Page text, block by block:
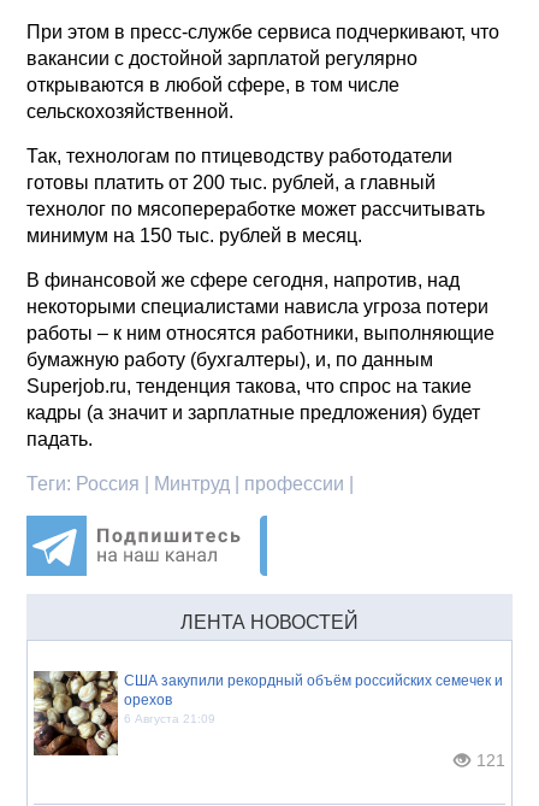
При этом в пресс-службе сервиса подчеркивают, что
вакансии с достойной зарплатой регулярно
открываются в любой сфере, в том числе
сельскохозяйственной.
Так, технологам по птицеводству работодатели
готовы платить от 200 тыс. рублей, а главный
технолог по мясопереработке может рассчитывать
минимум на 150 тыс. рублей в месяц.
В финансовой же сфере сегодня, напротив, над
некоторыми специалистами нависла угроза потери
работы – к ним относятся работники, выполняющие
бумажную работу (бухгалтеры), и, по данным
Superjob.ru, тенденция такова, что спрос на такие
кадры (а значит и зарплатные предложения) будет
падать.
Теги: Россия | Минтруд | профессии |
ЛЕНТА НОВОСТЕЙ
США закупили рекордный объём российских семечек и
орехов
6 Августа 21:09
121